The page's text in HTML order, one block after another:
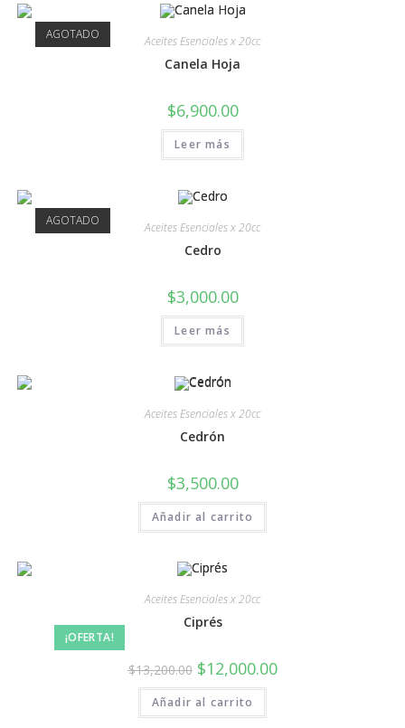
AGOTADO Aceites Esenciales x 20cc
Canela Hoja
$6,900.00
Leer más
AGOTADO Aceites Esenciales x 20cc
Cedro
$3,000.00
Leer más
Aceites Esenciales x 20cc
Cedrón
$3,500.00
Añadir al carrito
¡OFERTA!
Aceites Esenciales x 20cc
Ciprés
$13,200.00 $12,000.00
Añadir al carrito